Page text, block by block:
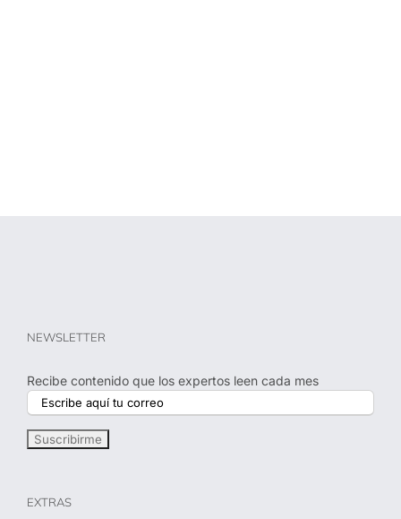
NEWSLETTER
Recibe contenido que los expertos leen cada mes
EXTRAS